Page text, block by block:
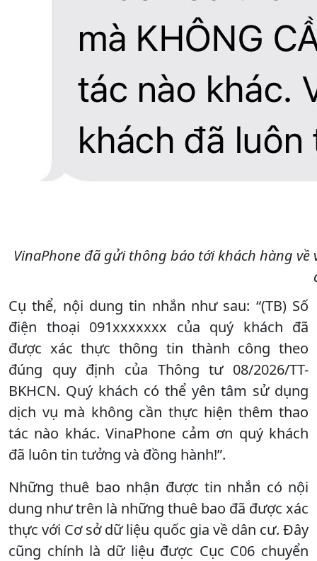
VinaPhone đã gửi thông báo tới khách hàng
Cụ thể, nội dung tin nhắn như sau: “(TB) Số
điện thoại 091xxxxxxx của quý khách đã
được xác thực thông tin thành công theo
đúng quy định của Thông tư 08/2026/TT-
BKHCN. Quý khách có thể yên tâm sử dụng
dịch vụ mà không cần thực hiện thêm thao
tác nào khác. VinaPhone cảm ơn quý khách
đã luôn tin tưởng và đồng hành!”.
Những thuê bao nhận được tin nhắn có nội
dung như trên là những thuê bao đã được xác
thực với Cơ sở dữ liệu quốc gia về dân cư. Đây
cũng chính là dữ liệu được Cục C06 chuyển